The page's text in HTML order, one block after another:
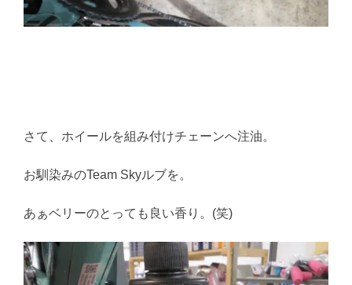
さて、ホイールを組み付けチェーンへ注油。
お馴染みのTeam Skyルブを。
あぁベリーのとっても良い香り。(笑)